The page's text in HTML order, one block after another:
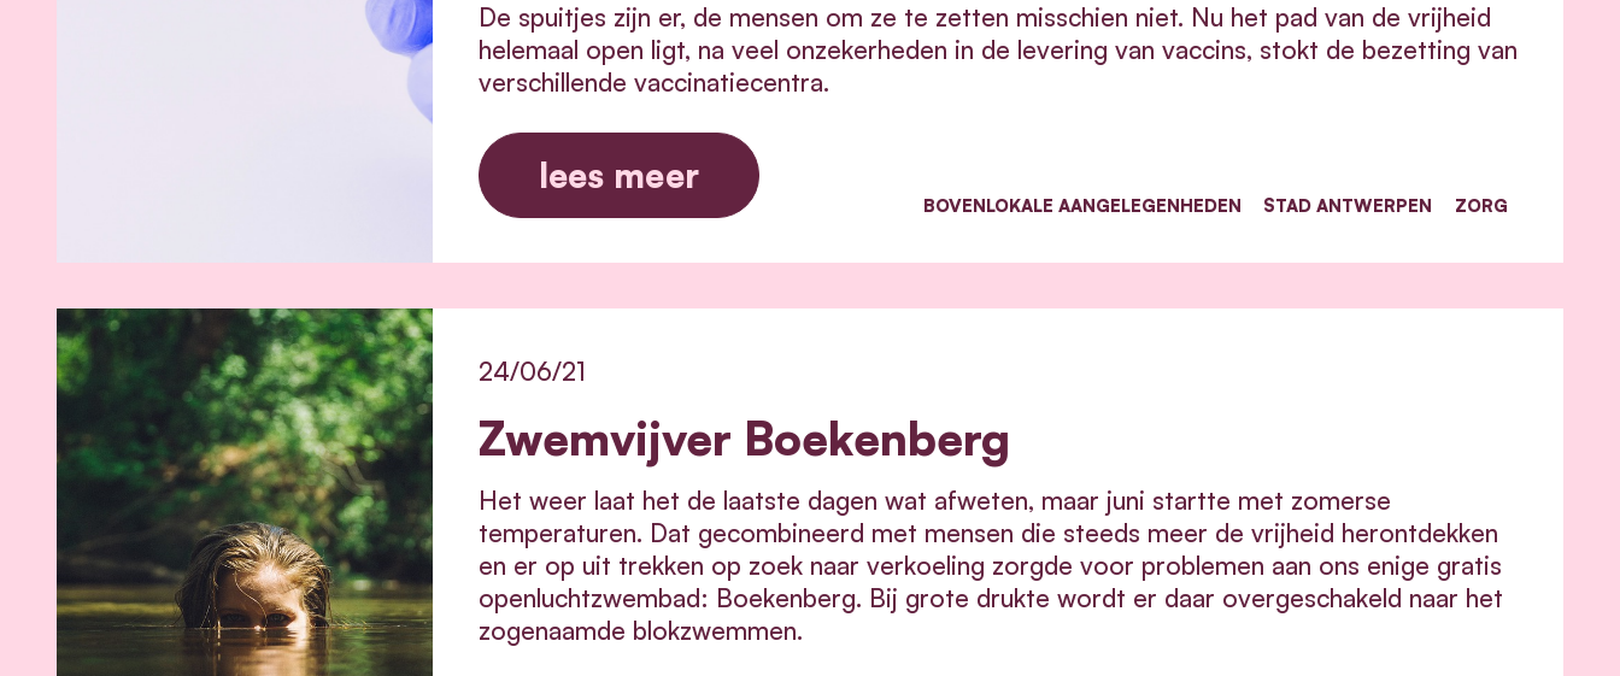
De spuitjes zijn er, de mensen om ze te zetten misschien niet. Nu het pad van de vrijheid
helemaal open ligt, na veel onzekerheden in de levering van vaccins, stokt de bezetting van
verschillende vaccinatiecentra.
lees meer
BOVENLOKALE AANGELEGENHEDEN STAD ANTWERPEN ZORG
Zwemvijver Boekenberg
24/06/21
Het weer laat het de laatste dagen wat afweten, maar juni startte met zomerse
temperaturen. Dat gecombineerd met mensen die steeds meer de vrijheid herontdekken
en er op uit trekken op zoek naar verkoeling zorgde voor problemen aan ons enige gratis
openluchtzwembad: Boekenberg. Bij grote drukte wordt er daar overgeschakeld naar het
zogenaamde blokzwemmen.